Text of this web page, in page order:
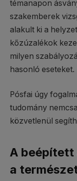
témanapon
szakemberek
alakult ki a
kőzúzalékok
milyen
hasonló eseteket.
Pósfai úgy
tudomány
közvetlenül
A
a